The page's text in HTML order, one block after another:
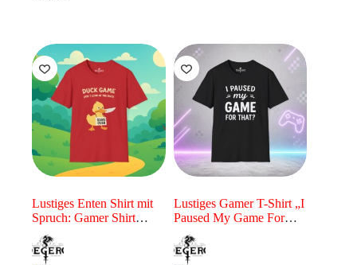
Lustiges Enten Shirt mit
Spruch: Gamer Shirt
„Duck Game – Don’t
Look at the Duck
Lustiges Gamer T-Shirt „I
Paused My Game For
That?“ – Gaming Shirt für
Zocker